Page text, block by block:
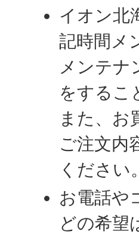
イオン北
記時間メ
メンテナ
をするこ
また、お
ご注文内
ください
お電話や
どの希望